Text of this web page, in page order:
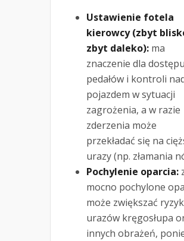
Ustawienie fotela
kierowcy (zbyt
zbyt daleko): ma
znaczenie dla
pedałów i kontroli
pojazdem w sytuacji
zagrożenia, a w razie
zderzenia może
przekładać się na
urazy (np. złamania
Pochylenie oparcia:
mocno pochylone
może zwiększać
urazów kręgosłupa
innych obrażeń,